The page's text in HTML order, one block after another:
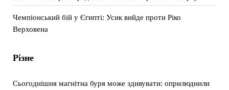
Чемпіонський бій у Єгипті: Усик вийде проти Ріко
Верховена
Різне
Сьогоднішня магнітна буря може здивувати: оприлюднили